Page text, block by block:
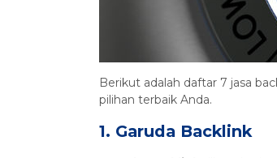
Berikut adalah daftar 7 jasa
pilihan terbaik Anda.
1. Garuda Backlink